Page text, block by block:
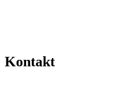
Kontakt